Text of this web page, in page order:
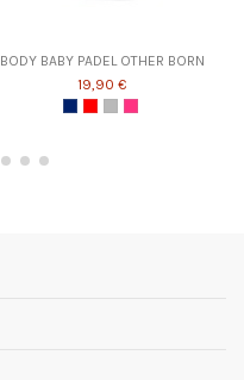
BODY BABY PADEL OTHER BORN
19,90 €